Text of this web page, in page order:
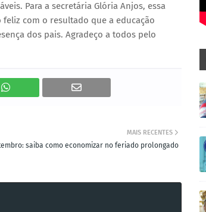
Para a secretária Glória Anjos, essa
com o resultado que a educação
dos pais. Agradeço a todos pelo
MAIS RECENTES
saiba como economizar no feriado prolongado